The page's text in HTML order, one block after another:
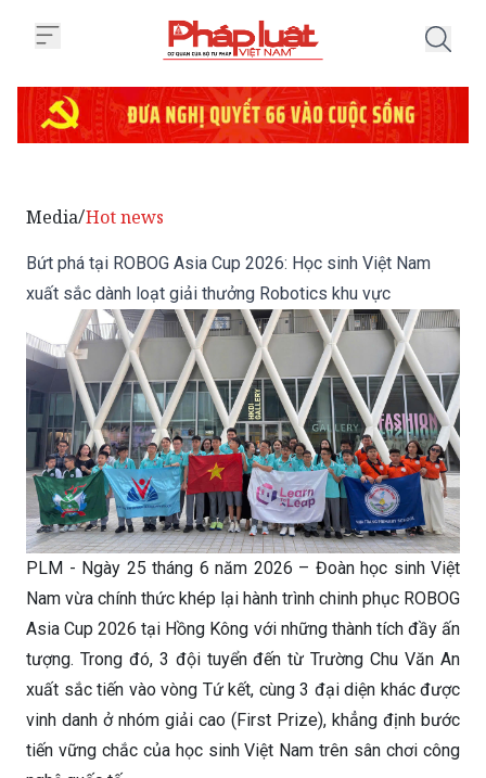
Bứt phá tại ROBOG Asia Cup 2026: Học sinh Việt Nam
PLM - Ngày 25 tháng 6 năm 2026 – Đoàn học sinh Việt
Nam vừa chính thức khép lại hành trình chinh phục ROBOG
Asia Cup 2026 tại Hồng Kông với những thành tích đầy ấn
tượng. Trong đó, 3 đội tuyển đến từ Trường Chu Văn An
xuất sắc tiến vào vòng Tứ kết, cùng 3 đại diện khác được
vinh danh ở nhóm giải cao (First Prize), khẳng định bước
tiến vững chắc của học sinh Việt Nam trên sân chơi công
nghệ quốc tế.